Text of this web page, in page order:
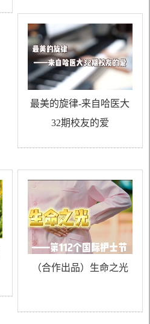
最美的旋律-来自哈医大
32期校友的爱
（合作出品）生命之光